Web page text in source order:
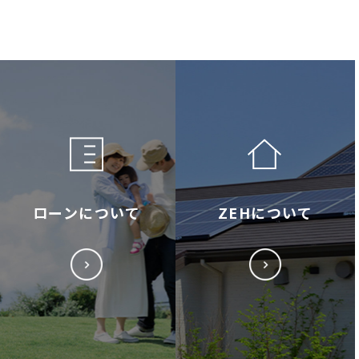
ローンについて ZEHについて